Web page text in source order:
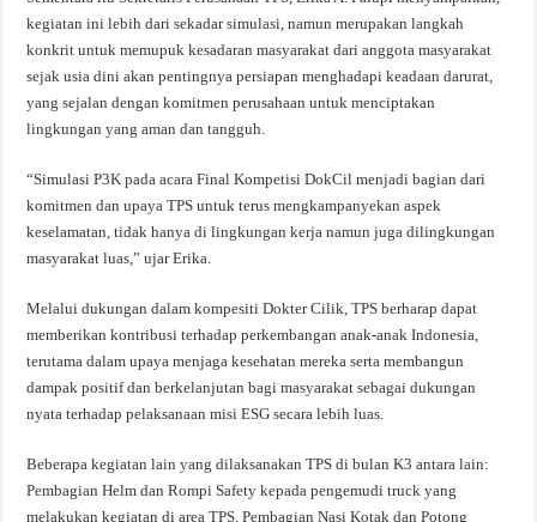
kegiatan ini lebih dari sekadar simulasi, namun merupakan langkah
konkrit untuk memupuk kesadaran masyarakat dari anggota masyarakat
sejak usia dini akan pentingnya persiapan menghadapi keadaan darurat,
yang sejalan dengan komitmen perusahaan untuk menciptakan
lingkungan yang aman dan tangguh.
“Simulasi P3K pada acara Final Kompetisi DokCil menjadi bagian dari
komitmen dan upaya TPS untuk terus mengkampanyekan aspek
keselamatan, tidak hanya di lingkungan kerja namun juga dilingkungan
masyarakat luas,” ujar Erika.
Melalui dukungan dalam kompesiti Dokter Cilik, TPS berharap dapat
memberikan kontribusi terhadap perkembangan anak-anak Indonesia,
terutama dalam upaya menjaga kesehatan mereka serta membangun
dampak positif dan berkelanjutan bagi masyarakat sebagai dukungan
nyata terhadap pelaksanaan misi ESG secara lebih luas.
Beberapa kegiatan lain yang dilaksanakan TPS di bulan K3 antara lain:
Pembagian Helm dan Rompi Safety kepada pengemudi truck yang
melakukan kegiatan di area TPS, Pembagian Nasi Kotak dan Potong